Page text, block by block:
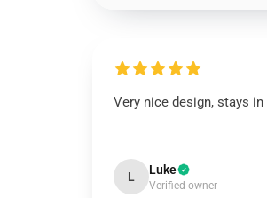
Very nice design, stays
L Luke
Verified owner